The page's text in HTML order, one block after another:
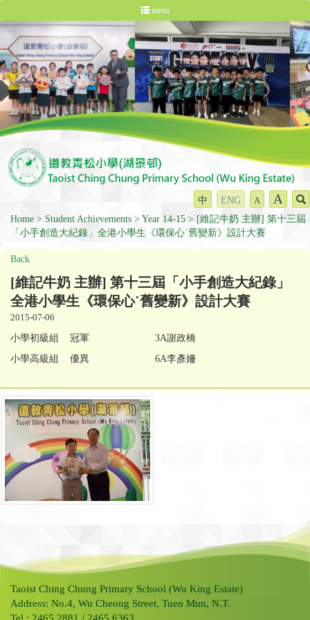
menu
中 ENG A A
Home Student Achievements Year 14-15
[維記牛奶 主辦] 第十三屆
「小手創造大紀錄」全港小學生《環保心˙舊變新》設計大賽
Back
[維記牛奶 主辦] 第十三屆「小手創造大紀錄」
全港小學生《環保心˙舊變新》設計大賽
2015-07-06
小學初級組 冠軍
小學高級組 優異
3A謝政橋
6A李彥姍
Taoist Ching Chung Primary School (Wu King Estate)
Address: No.4, Wu Cheong Street, Tuen Mun, N.T.